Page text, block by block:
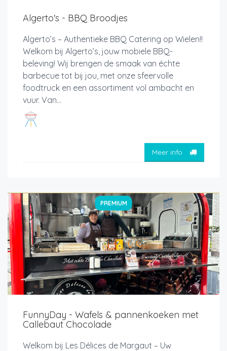
Algerto's - BBQ Broodjes
Algerto’s – Authentieke BBQ Catering op Wielen!!
Welkom bij Algerto’s, jouw mobiele BBQ-
beleving! Wij brengen de smaak van échte
barbecue tot bij jou, met onze sfeervolle
foodtruck en een assortiment vol ambacht en
vuur. Van...
Meer info
PREMIUM
FunnyDay - Wafels & pannenkoeken met
Callebaut Chocolade
Welkom bij Les Délices de Margaut – Uw